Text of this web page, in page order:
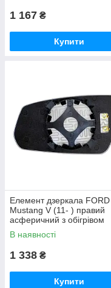
1 167 ₴
Купити
Елемент дзеркала FORD
Mustang V (11- ) правий
асферичний з обігрівом
В наявності
1 338 ₴
Купити